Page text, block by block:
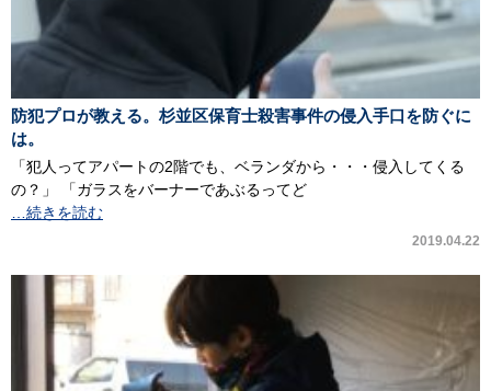
防犯プロが教える。杉並区保育士殺害事件の侵入手口を防ぐに
は。
「犯人ってアパートの2階でも、ベランダから・・・侵入してくる
の？」 「ガラスをバーナーであぶるってど
…続きを読む
2019.04.22